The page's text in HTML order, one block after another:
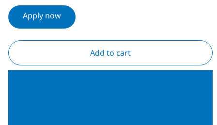
Apply now
Add to cart